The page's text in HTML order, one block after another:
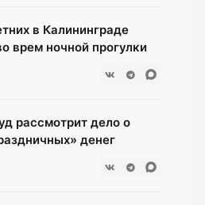
в Калининграде
врем ночной прогулки
рассмотрит дело о
денег